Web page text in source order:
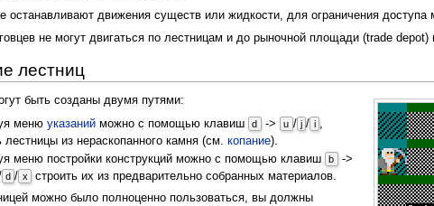
останавливают движения существ или жидкости, для ограничения доступа
не могут двигаться по лестницам и до рыночной площади (trade
лестниц
быть созданы двумя путями:
меню указанийможно с помощью клавиш d -> u / j / i
лестницы из нераскопанного камня (см. копание).
меню постройки конструкций можно с помощью клавиш
b ->
d / x
строить их из предварительно собранных материалов.
можно было полноценно пользоваться, вы должны